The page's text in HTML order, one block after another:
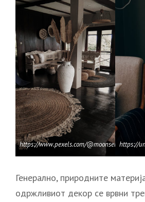
https://www.pexels.com/@moonselenic/https://
Генерално, природните
одржливиот декор се врвни